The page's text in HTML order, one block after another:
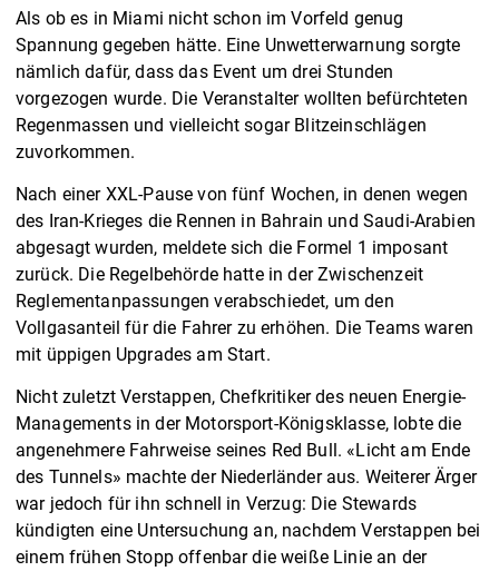
Als ob es in Miami nicht schon im Vorfeld genug
Spannung gegeben hätte. Eine Unwetterwarnung sorgte
nämlich dafür, dass das Event um drei Stunden
vorgezogen wurde. Die Veranstalter wollten befürchteten
Regenmassen und vielleicht sogar Blitzeinschlägen
zuvorkommen.
Nach einer XXL-Pause von fünf Wochen, in denen wegen
des Iran-Krieges die Rennen in Bahrain und Saudi-Arabien
abgesagt wurden, meldete sich die Formel 1 imposant
zurück. Die Regelbehörde hatte in der Zwischenzeit
Reglementanpassungen verabschiedet, um den
Vollgasanteil für die Fahrer zu erhöhen. Die Teams waren
mit üppigen Upgrades am Start.
Nicht zuletzt Verstappen, Chefkritiker des neuen Energie-
Managements in der Motorsport-Königsklasse, lobte die
angenehmere Fahrweise seines Red Bull. «Licht am Ende
des Tunnels» machte der Niederländer aus. Weiterer Ärger
war jedoch für ihn schnell in Verzug: Die Stewards
kündigten eine Untersuchung an, nachdem Verstappen bei
einem frühen Stopp offenbar die weiße Linie an der